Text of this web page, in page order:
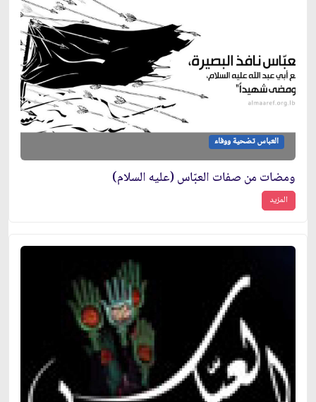
العباس تضحية ووفاء
ومضات من صفات العبّاس (عليه السلام)
المزيد